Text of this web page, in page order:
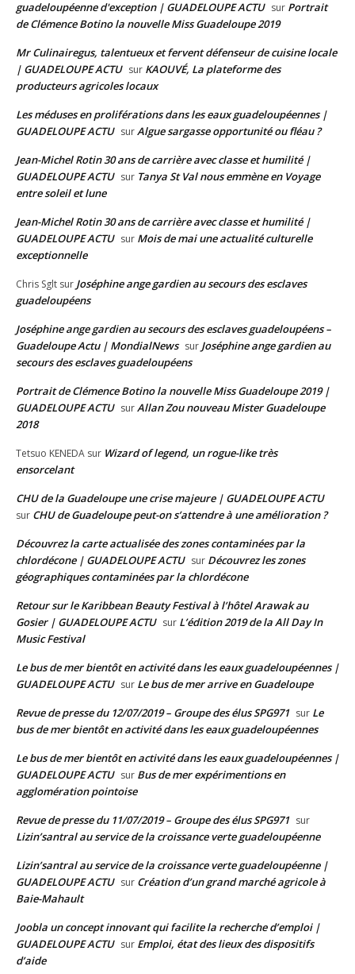
guadeloupéenne d'exception | GUADELOUPE ACTU sur Portrait
de Clémence Botino la nouvelle Miss Guadeloupe 2019
Mr Culinairegus, talentueux et fervent défenseur de cuisine locale
| GUADELOUPE ACTU sur KAOUVÉ, La plateforme des
producteurs agricoles locaux
Les méduses en proliférations dans les eaux guadeloupéennes |
GUADELOUPE ACTU surAlgue sargasse opportunité ou fléau ?
Jean-Michel Rotin 30 ans de carrière avec classe et humilité |
GUADELOUPE ACTU sur Tanya St Val nous emmène en Voyage
entre soleil et lune
Jean-Michel Rotin 30 ans de carrière avec classe et humilité |
GUADELOUPE ACTU sur Mois de mai une actualité culturelle
exceptionnelle
Chris Sglt sur Joséphine ange gardien au secours des esclaves
guadeloupéens
Joséphine ange gardien au secours des esclaves guadeloupéens –
Guadeloupe Actu | MondialNews sur Joséphine ange gardien au
secours des esclaves guadeloupéens
Portrait de Clémence Botino la nouvelle Miss Guadeloupe 2019 |
GUADELOUPE ACTU surAllan Zou nouveau Mister Guadeloupe
2018
Tetsuo KENEDA sur Wizard of legend, un rogue-like très
ensorcelant
CHU de la Guadeloupe une crise majeure | GUADELOUPE ACTU
sur CHU de Guadeloupe peut-on s’attendre à une amélioration ?
Découvrez la carte actualisée des zones contaminées par la
chlordécone | GUADELOUPE ACTU sur Découvrez les zones
géographiques contaminées par la chlordécone
Retour sur le Karibbean Beauty Festival à l’hôtel Arawak au
Gosier | GUADELOUPE ACTU sur L’édition 2019 de la All Day In
Music Festival
Le bus de mer bientôt en activité dans les eaux guadeloupéennes |
GUADELOUPE ACTU sur Le bus de mer arrive en Guadeloupe
Revue de presse du 12/07/2019 – Groupe des élus SPG971 sur Le
bus de mer bientôt en activité dans les eaux guadeloupéennes
Le bus de mer bientôt en activité dans les eaux guadeloupéennes |
GUADELOUPE ACTU sur Bus de mer expérimentions en
agglomération pointoise
Revue de presse du 11/07/2019 – Groupe des élus SPG971 sur
Lizin’santral au service de la croissance verte guadeloupéenne
Lizin’santral au service de la croissance verte guadeloupéenne |
GUADELOUPE ACTU sur Création d’un grand marché agricole à
Baie-Mahault
Joobla un concept innovant qui facilite la recherche d’emploi |
GUADELOUPE ACTU sur Emploi, état des lieux des dispositifs
d’aide